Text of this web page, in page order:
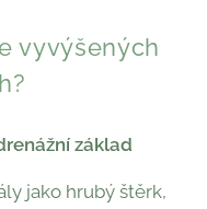
vyvýšených
základ
jako hrubý štěrk,